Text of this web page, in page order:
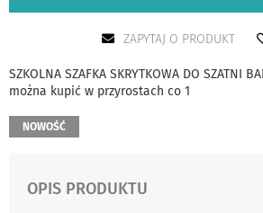
ZAPYTAJ O PRODUKT
SZKOLNA SZAFKA SKRYTKOWA DO SZATNI
można kupić w przyrostach co 1
NOWOŚĆ
OPIS PRODUKTU